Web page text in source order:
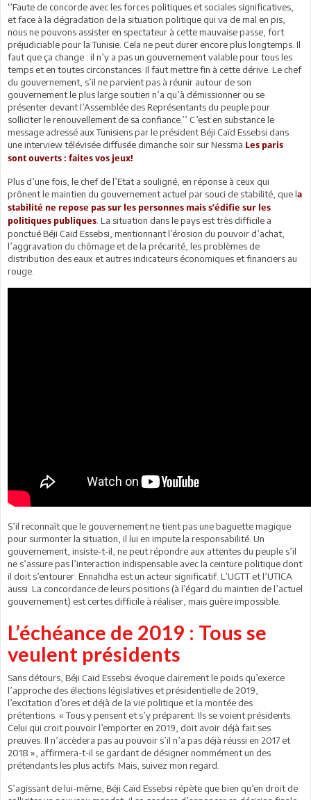
‘’Faute de concorde avec les forces politiques et sociales significatives,
et face à la dégradation de la situation politique qui va de mal en pis,
nous ne pouvons assister en spectateur à cette mauvaise passe, fort
préjudiciable pour la Tunisie. Cela ne peut durer encore plus longtemps. Il
faut que ça change : il n’y a pas un gouvernement valable pour tous les
temps et en toutes circonstances. Il faut mettre fin à cette dérive. Le chef
du gouvernement, s’il ne parvient pas à réunir autour de son
gouvernement le plus large soutien n’a qu’à démissionner ou se
présenter devant l’Assemblée des Représentants du peuple pour
solliciter le renouvellement de sa confiance.’’ C’est en substance le
message adressé aux Tunisiens par le président Béji Caïd Essebsi dans
une interview télévisée diffusée dimanche soir sur Nessma. Les paris
sont ouverts : faites vos jeux!
Plus d’une fois, le chef de l’Etat a souligné, en réponse à ceux qui
prônent le maintien du gouvernement actuel par souci de stabilité, que la
stabilité ne repose pas sur les personnes mais s’édifie sur les
politiques publiques . La situation dans le pays est très difficile a
ponctué Béji Caïd Essebsi, mentionnant l’érosion du pouvoir d’achat,
l’aggravation du chômage et de la précarité, les problèmes de
distribution des eaux et autres indicateurs économiques et financiers au
rouge.
S’il reconnaît que le gouvernement ne tient pas une baguette magique
pour surmonter la situation, il lui en impute la responsabilité. Un
gouvernement, insiste-t-il, ne peut répondre aux attentes du peuple s’il
ne s’assure pas l’interaction indispensable avec la ceinture politique dont
il doit s’entourer. Ennahdha est un acteur significatif. L’UGTT et l’UTICA
aussi. La concordance de leurs positions (à l’égard du maintien de l’actuel
gouvernement) est certes difficile à réaliser, mais guère impossible.
L’échéance de 2019 : Tous se
veulent présidents
Sans détours, Béji Caïd Essebsi évoque clairement le poids qu’exerce
l’approche des élections législatives et présidentielle de 2019,
l’excitation d’ores et déjà de la vie politique et la montée des
prétentions. « Tous y pensent et s’y préparent. Ils se voient présidents.
Celui qui croit pouvoir l’emporter en 2019, doit avoir déjà fait ses
preuves. Il n’accèdera pas au pouvoir s’il n’a pas déjà réussi en 2017 et
2018 », affirmera-t-il se gardant de désigner nommément un des
prétendants les plus actifs. Mais, suivez mon regard.
S’agissant de lui-même, Béji Caïd Essebsi répète que bien qu’en droit de